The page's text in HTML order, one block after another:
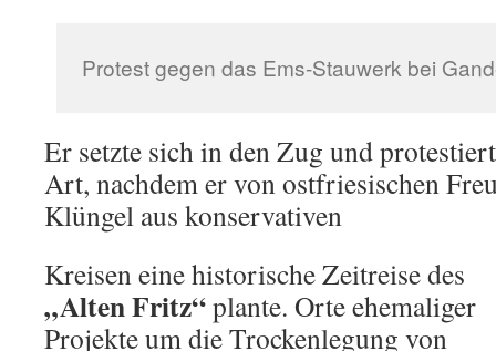
Protest gegen das Ems-Stauwerk bei
Er setzte sich in den Zug und
Art, nachdem er von ostfriesischen
Klüngel aus konservativen
Kreisen eine historische Zeitreise des
„Alten Fritz“plante. Orte ehemaliger
Projekte um die Trockenlegung von